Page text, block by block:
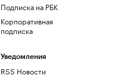
Подписка на РБК
Корпоративная
подписка
Уведомления
RSS Новости